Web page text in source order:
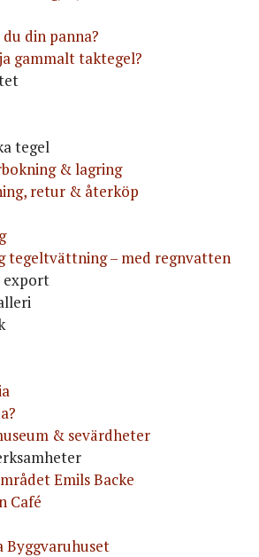
din panna?
gammalt taktegel?
tegel
& lagring
retur & återköp
tegeltvättning – med regnvatten
export
& sevärdheter
Emils Backe
Café
Byggvaruhuset